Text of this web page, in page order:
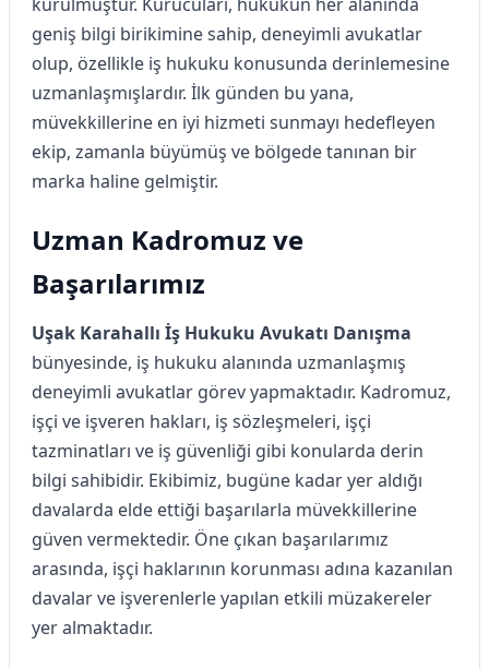
geniş bilgi birikimine sahip, deneyimli avukatlar
olup, özellikle iş hukuku konusunda derinlemesine
uzmanlaşmışlardır. İlk günden bu yana,
müvekkillerine en iyi hizmeti sunmayı hedefleyen
ekip, zamanla büyümüş ve bölgede tanınan bir
marka haline gelmiştir.
Uzman Kadromuz ve
Başarılarımız
Uşak Karahallı İş Hukuku Avukatı Danışma
bünyesinde, iş hukuku alanında uzmanlaşmış
deneyimli avukatlar görev yapmaktadır. Kadromuz,
işçi ve işveren hakları, iş sözleşmeleri, işçi
tazminatları ve iş güvenliği gibi konularda derin
bilgi sahibidir. Ekibimiz, bugüne kadar yer aldığı
davalarda elde ettiği başarılarla müvekkillerine
güven vermektedir. Öne çıkan başarılarımız
arasında, işçi haklarının korunması adına kazanılan
davalar ve işverenlerle yapılan etkili müzakereler
yer almaktadır.